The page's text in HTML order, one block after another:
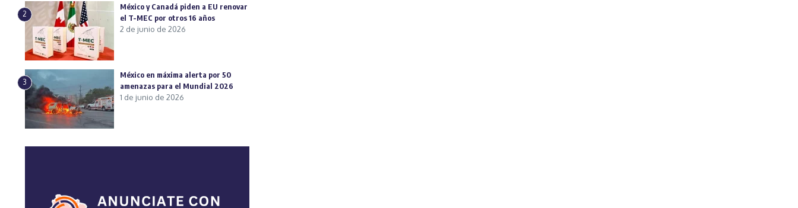
2
México y Canadá piden a EU renovar
el T-MEC por otros 16 años
2 de junio de 2026
3
México en máxima alerta por 50
amenazas para el Mundial 2026
1 de junio de 2026